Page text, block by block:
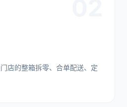
店的整箱拆零、合单配送、定